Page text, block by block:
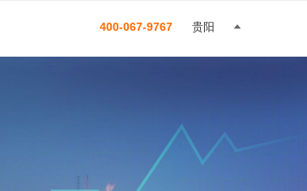
400-067-9767 贵阳